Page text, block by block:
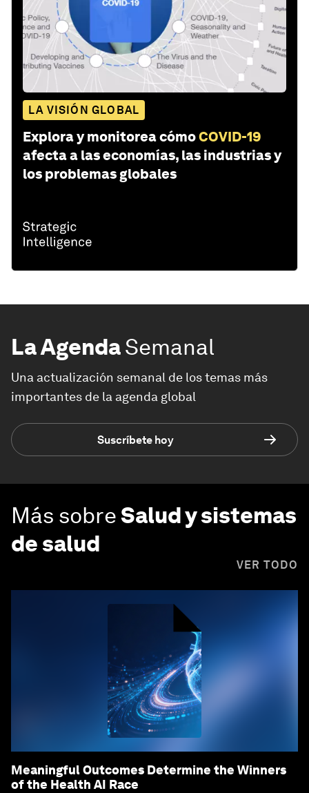
LA VISIÓN GLOBAL
Explora y monitorea cómoCOVID-19
afecta a las economías, las industrias y
los problemas globales
La AgendaSemanal
Una actualización semanal de los temas más
importantes de la agenda global
Suscríbete hoy
Más sobreSalud y sistemas
de salud
VER TODO
Meaningful Outcomes Determine the Winners
of the Health AI Race